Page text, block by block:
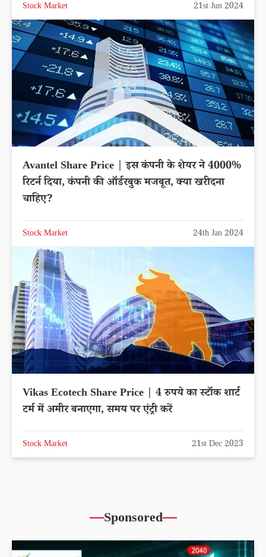
Stock Market 21st Jun 2024
Avantel Share Price | इस कंपनी के शेयर ने 4000%
रिटर्न दिया, कंपनी की ऑर्डरबुक मजबूत, क्या खरीदना
चाहिए?
Stock Market 24th Jan 2024
Vikas Ecotech Share Price | 4 रुपये का स्टॉक शार्ट
टर्म में अमीर बनाएगा, समय पर एंट्री करें
Stock Market 21st Dec 2023
Sponsored